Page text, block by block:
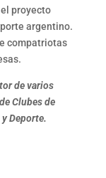
el proyecto
argentino.
compatriotas
de varios
Clubes de
Deporte.